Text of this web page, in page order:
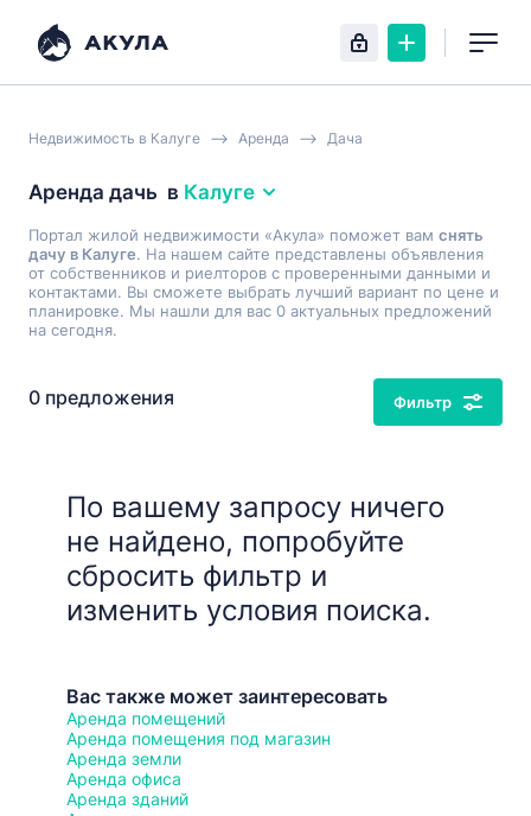
Недвижимость в Калуге Аренда Дача
Аренда дачь в Калуге
Портал жилой недвижимости «Акула» поможет вам снять
дачу в Калуге. На нашем сайте представлены объявления
от собственников и риелторов с проверенными данными и
контактами. Вы сможете выбрать лучший вариант по цене и
планировке. Мы нашли для вас 0 актуальных предложений
на сегодня.
0 предложения Фильтр
По вашему запросу ничего
не найдено, попробуйте
сбросить фильтр и
изменить условия поиска.
Вас также может заинтересовать
Аренда помещений
Аренда помещения под магазин
Аренда земли
Аренда офиса
Аренда зданий